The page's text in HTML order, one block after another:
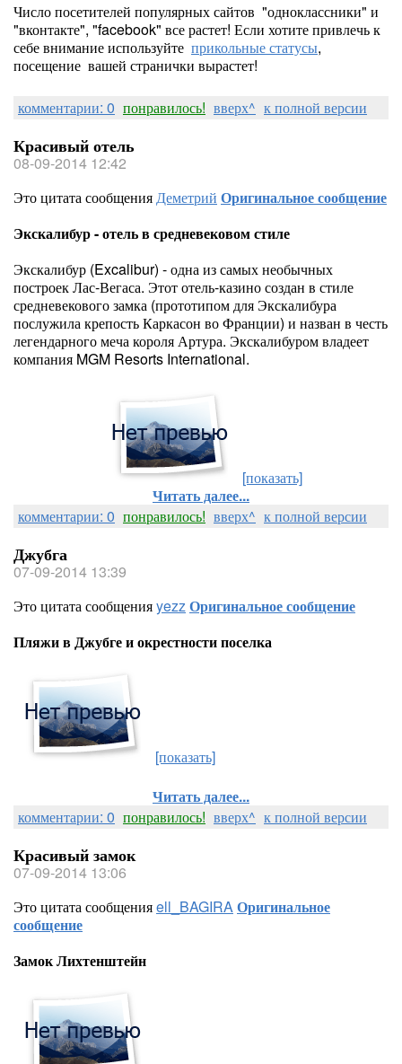
Число посетителей популярных сайтов "одноклассники" и
"вконтакте", "facebook" все растет! Если хотите привлечь к
себе внимание используйте прикольные статусы,
посещение вашей странички вырастет!
комментарии: 0 понравилось! вверх^ к полной версии
Красивый отель
08-09-2014 12:42
Это цитата сообщенияДеметрий Оригинальное сообщение
Экскалибур - отель в средневековом стиле
Экскалибур (Excalibur) - одна из самых необычных
построек Лас-Вегаса. Этот отель-казино создан в стиле
средневекового замка (прототипом для Экскалибура
послужила крепость Каркасон во Франции) и назван в честь
легендарного меча короля Артура. Экскалибуром владеет
компания MGM Resorts International.
[показать]
Читать далее...
комментарии: 0 понравилось! вверх^ к полной версии
Джубга
07-09-2014 13:39
Это цитата сообщенияyezzОригинальное сообщение
Пляжи в Джубге и окрестности поселка
[показать]
Читать далее...
комментарии: 0 понравилось! вверх^ к полной версии
Красивый замок
07-09-2014 13:06
Это цитата сообщенияell_BAGIRAОригинальное
сообщение
Замок Лихтенштейн